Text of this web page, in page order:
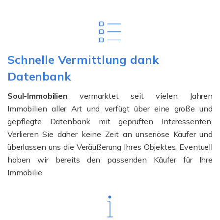
Schnelle Vermittlung dank
Datenbank
Soul-Immobilien vermarktet seit vielen Jahren
Immobilien aller Art und verfügt über eine große und
gepflegte Datenbank mit geprüften Interessenten.
Verlieren Sie daher keine Zeit an unseriöse Käufer und
überlassen uns die Veräußerung Ihres Objektes. Eventuell
haben wir bereits den passenden Käufer für Ihre
Immobilie.